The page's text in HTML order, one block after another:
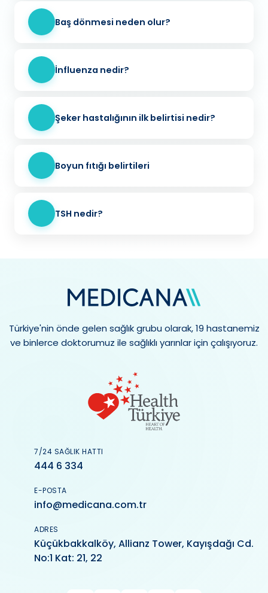
Baş dönmesi neden olur?
İnfluenza nedir?
Şeker hastalığının ilk belirtisi nedir?
Boyun fıtığı belirtileri
TSH nedir?
Türkiye'nin önde gelen sağlık grubu olarak, 19 hastanemiz
ve binlerce doktorumuz ile sağlıklı yarınlar için çalışıyoruz.
7/24 SAĞLIK HATTI
444 6 334
E-POSTA
info@medicana.com.tr
ADRES
Küçükbakkalköy, Allianz Tower, Kayışdağı Cd.
No:1 Kat: 21, 22